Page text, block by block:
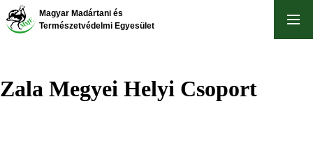
Ugrás
Magyar Madártani és
Természetvédelmi Egyesület
Zala Megyei Helyi Csoport